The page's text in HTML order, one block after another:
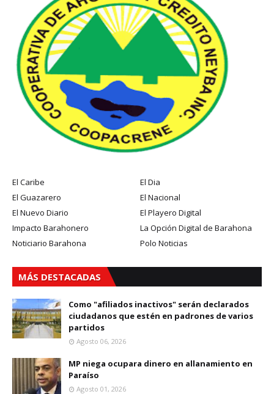
El Caribe
El Dia
El Guazarero
El Nacional
El Nuevo Diario
El Playero Digital
Impacto Barahonero
La Opción Digital de Barahona
Noticiario Barahona
Polo Noticias
MÁS DESTACADAS
Como "afiliados inactivos" serán declarados
ciudadanos que estén en padrones de varios
partidos
Agosto 06, 2026
MP niega ocupara dinero en allanamiento en
Paraíso
Agosto 01, 2026